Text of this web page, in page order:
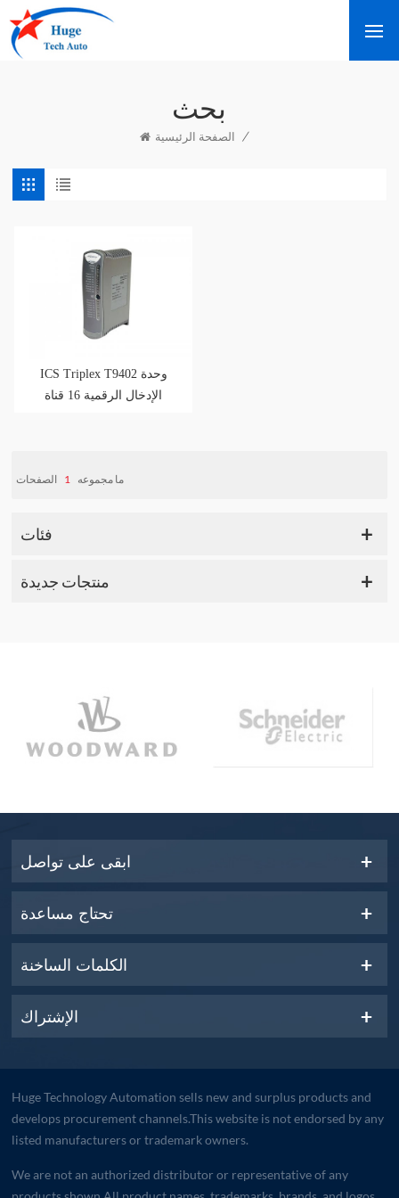
بحث
الصفحة الرئيسية /
ICS Triplex T9402 وحدة
الإدخال الرقمية 16 قناة
ما مجموعه 1 الصفحات
فئات
منتجات جديدة
ابقى على تواصل
تحتاج مساعدة
الكلمات الساخنة
الإشتراك
Huge Technology Automation sells new and surplus products and
develops procurement channels.This website is not endorsed by any
listed manufacturers or trademark owners.
We are not an authorized distributor or representative of any